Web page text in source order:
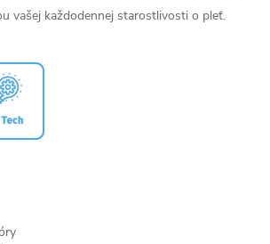
vašej každodennej starostlivosti o pleť.